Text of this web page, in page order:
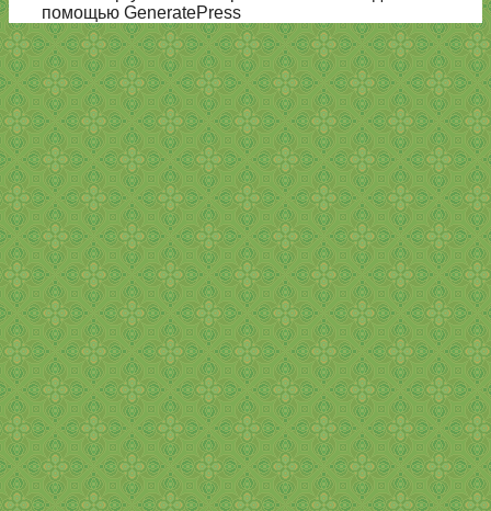
помощью GeneratePress